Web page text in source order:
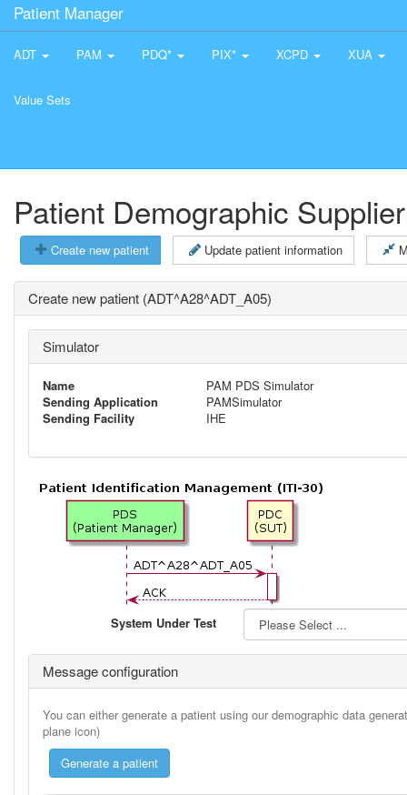
Patient Manager
ADT PAM PDQ* PIX* XCPD XUA
Value Sets
Patient Demographic Supplier
Create new patient Update patient information
Create new patient (ADT^A28^ADT_A05)
Simulator
Name
PAM PDS Simulator
Sending Application
PAMSimulator
Sending Facility
IHE
System Under Test
Message configuration
You can either generate a patient using our demographic data
plane icon)